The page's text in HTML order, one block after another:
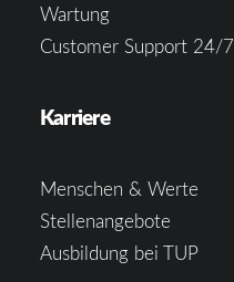
Wartung
Customer Support 24/7
Karriere
Menschen & Werte
Stellenangebote
Ausbildung bei TUP